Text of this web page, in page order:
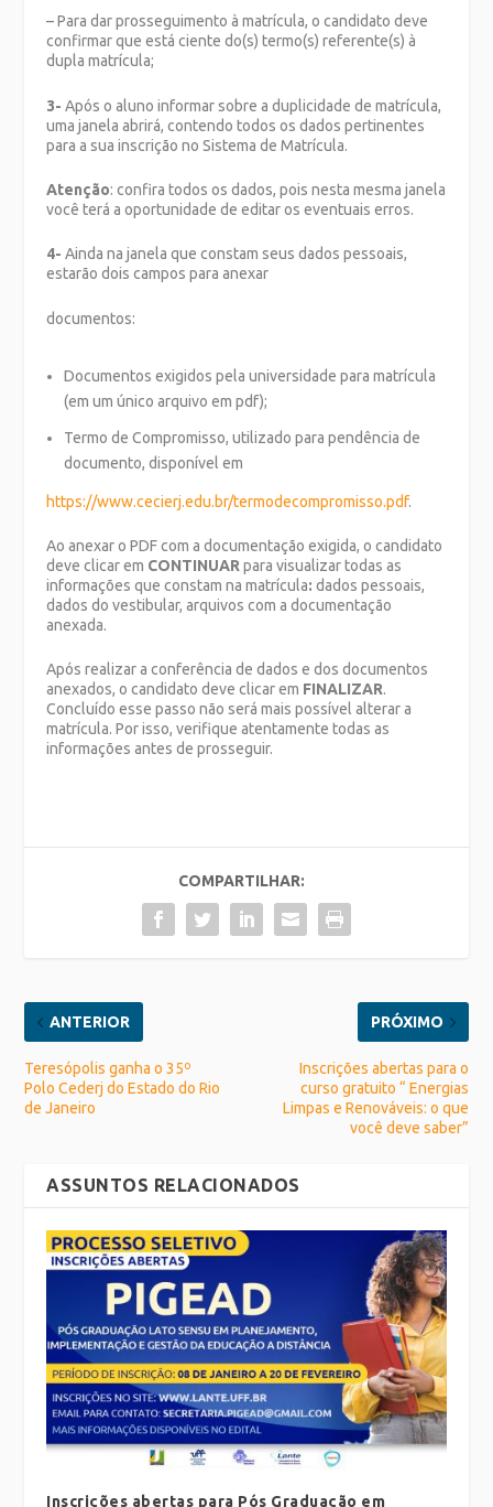
– Para dar prosseguimento à matrícula, o candidato deve
confirmar que está ciente do(s) termo(s) referente(s) à
dupla matrícula;
3- Após o aluno informar sobre a duplicidade de matrícula,
uma janela abrirá, contendo todos os dados pertinentes
para a sua inscrição no Sistema de Matrícula.
Atenção: confira todos os dados, pois nesta mesma janela
você terá a oportunidade de editar os eventuais erros.
4- Ainda na janela que constam seus dados pessoais,
estarão dois campos para anexar
documentos:
Documentos exigidos pela universidade para matrícula
(em um único arquivo em pdf);
Termo de Compromisso, utilizado para pendência de
documento, disponível em
https://www.cecierj.edu.br/termodecompromisso.pdf.
Ao anexar o PDF com a documentação exigida, o candidato
deve clicar em CONTINUAR para visualizar todas as
informações que constam na matrícula: dados pessoais,
dados do vestibular, arquivos com a documentação
anexada.
Após realizar a conferência de dados e dos documentos
anexados, o candidato deve clicar em FINALIZAR.
Concluído esse passo não será mais possível alterar a
matrícula. Por isso, verifique atentamente todas as
informações antes de prosseguir.
COMPARTILHAR:
ANTERIOR
Teresópolis ganha o 35º
Polo Cederj do Estado do Rio
de Janeiro
PRÓXIMO
Inscrições abertas para o
curso gratuito “ Energias
Limpas e Renováveis: o que
você deve saber”
ASSUNTOS RELACIONADOS
Inscrições abertas para Pós Graduação em